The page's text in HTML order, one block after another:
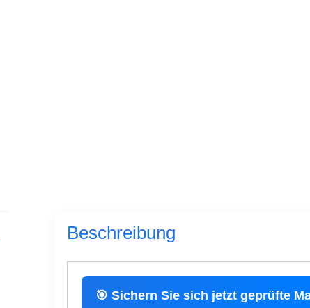
Beschreibung
🎯 Sichern Sie sich jetzt geprüfte